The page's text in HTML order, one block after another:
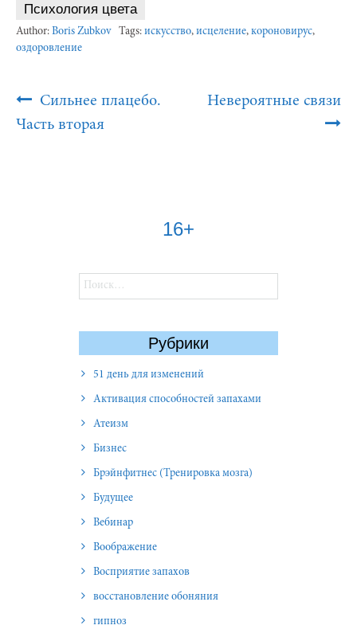
Психология цвета
Author: Boris Zubkov Tags: искусство, исцеление, короновирус,
оздоровление
Post
Navigation
Сильнее плацебо.
Часть вторая
Невероятные связи
16+
Найти:
Рубрики
51 день для изменений
Активация способностей запахами
Атеизм
Бизнес
Брэйнфитнес (Тренировка мозга)
Будущее
Вебинар
Воображение
Восприятие запахов
восстановление обоняния
гипноз